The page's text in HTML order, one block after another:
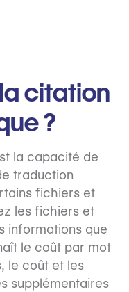
citation
?
la capacité de
traduction
fichiers et
les fichiers et
informations que
le coût par mot
le coût et les
supplémentaires